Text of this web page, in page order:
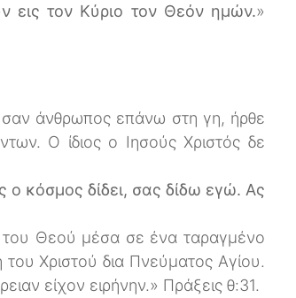
εις τον Κύριο τον Θεόν ημών.»
σαν άνθρωπος επάνω στη γη, ήρθε
Ο ίδιος ο Ιησούς Χριστός δε
ο κόσμος δίδει, σας δίδω εγώ. Ας
του Θεού μέσα σε ένα ταραγμένο
Χριστού δια Πνεύματος Αγίου.
είχον ειρήνην.» Πράξεις θ:31.